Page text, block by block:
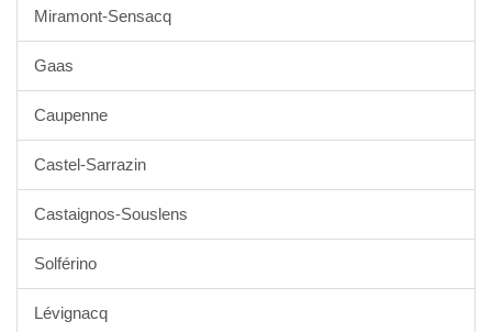
Miramont-Sensacq
Gaas
Caupenne
Castel-Sarrazin
Castaignos-Souslens
Solférino
Lévignacq